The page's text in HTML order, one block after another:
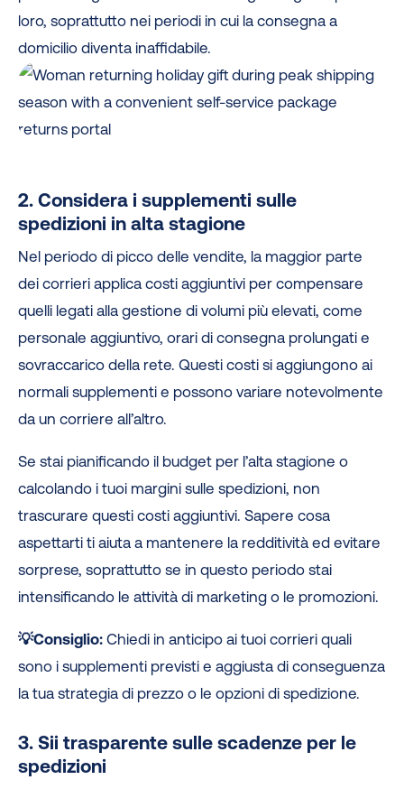
loro, soprattutto nei periodi in cui la consegna a
domicilio diventa inaffidabile.
2. Considera i supplementi sulle
spedizioni in alta stagione
Nel periodo di picco delle vendite, la maggior parte
dei corrieri applica costi aggiuntivi per compensare
quelli legati alla gestione di volumi più elevati, come
personale aggiuntivo, orari di consegna prolungati e
sovraccarico della rete. Questi costi si aggiungono ai
normali supplementi e possono variare notevolmente
da un corriere all’altro.
Se stai pianificando il budget per l’alta stagione o
calcolando i tuoi margini sulle spedizioni, non
trascurare questi costi aggiuntivi. Sapere cosa
aspettarti ti aiuta a mantenere la redditività ed evitare
sorprese, soprattutto se in questo periodo stai
intensificando le attività di marketing o le promozioni.
💡Consiglio: Chiedi in anticipo ai tuoi corrieri quali
sono i supplementi previsti e aggiusta di conseguenza
la tua strategia di prezzo o le opzioni di spedizione.
3. Sii trasparente sulle scadenze per le
spedizioni